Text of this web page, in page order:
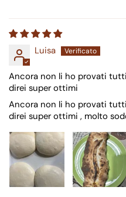
Luisa
Ancora non li ho provati
direi super ottimi
Ancora non li ho provati
direi super ottimi , molto